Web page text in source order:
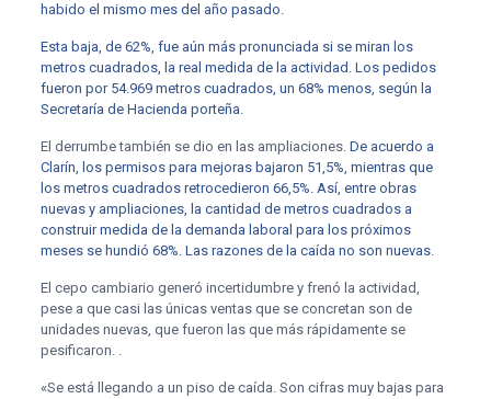
habido el mismo mes del año pasado.
Esta baja, de 62%, fue aún más pronunciada si se miran los
metros cuadrados, la real medida de la actividad. Los pedidos
fueron por 54.969 metros cuadrados, un 68% menos, según la
Secretaría de Hacienda porteña.
El derrumbe también se dio en las ampliaciones. De acuerdo a
Clarín, los permisos para mejoras bajaron 51,5%, mientras que
los metros cuadrados retrocedieron 66,5%. Así, entre obras
nuevas y ampliaciones, la cantidad de metros cuadrados a
construir ­medida de la demanda laboral para los próximos
meses­ se hundió 68%. Las razones de la caída no son nuevas.
El cepo cambiario generó incertidumbre y frenó la actividad,
pese a que casi las únicas ventas que se concretan son de
unidades nuevas, que fueron las que más rápidamente se
pesificaron. .
«Se está llegando a un piso de caída. Son cifras muy bajas para